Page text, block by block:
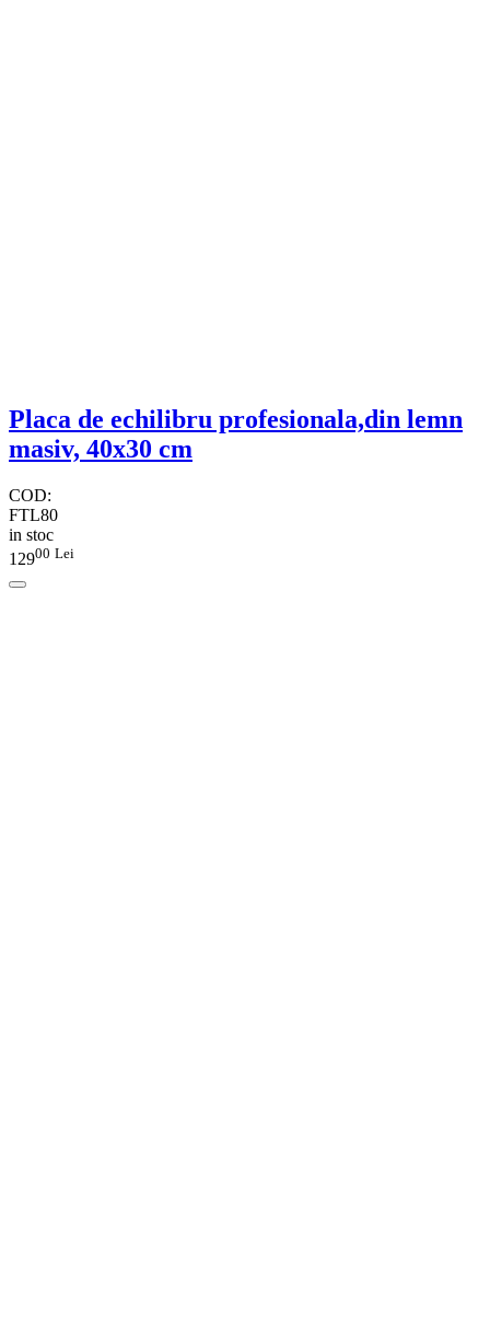
Placa de echilibru profesionala,din lemn
masiv, 40x30 cm
COD:
FTL80
in stoc
12900 Lei